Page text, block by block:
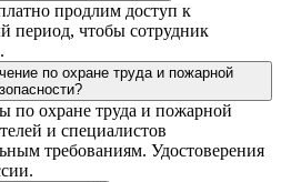
продлим доступ к
период, чтобы сотрудник
по охране труда и пожарной
охране труда и пожарной
и специалистов
требованиям. Удостоверения